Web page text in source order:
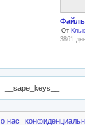
От
3861
__sape_keys__
о нас